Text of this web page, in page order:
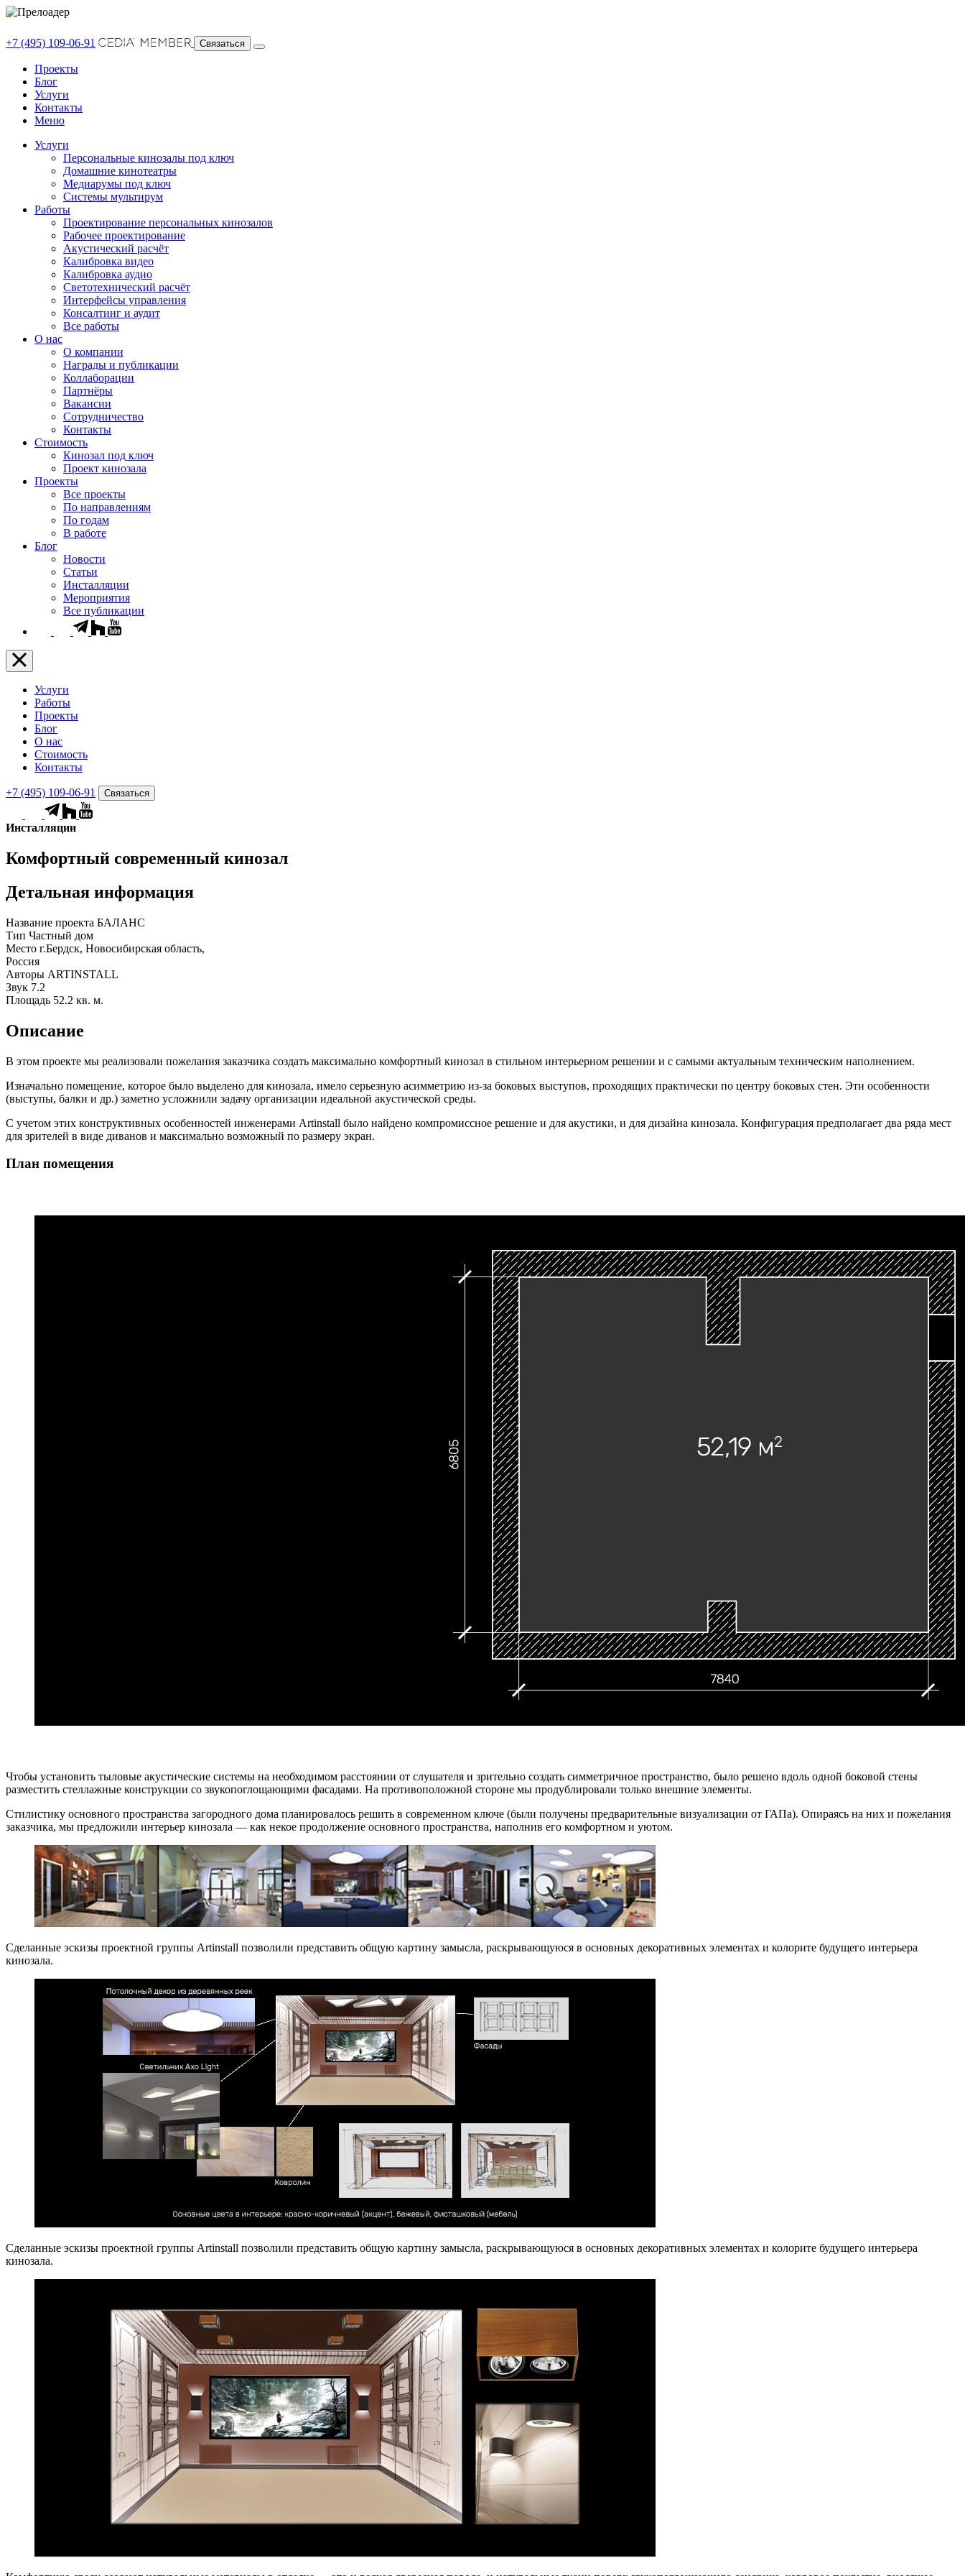
+7 (495) 109-06-91 Связаться
Проекты
Блог
Услуги
Контакты
Меню
Услуги
Персональные кинозалы под ключ
Домашние кинотеатры
Медиарумы под ключ
Системы мультирум
Работы
Проектирование персональных кинозалов
Рабочее проектирование
Акустический расчёт
Калибровка видео
Калибровка аудио
Светотехнический расчёт
Интерфейсы управления
Консалтинг и аудит
Все работы
О нас
О компании
Награды и публикации
Коллаборации
Партнёры
Вакансии
Сотрудничество
Контакты
Стоимость
Кинозал под ключ
Проект кинозала
Проекты
Все проекты
По направлениям
По годам
В работе
Блог
Новости
Статьи
Инсталляции
Мероприятия
Все публикации
Услуги
Работы
Проекты
Блог
О нас
Стоимость
Контакты
+7 (495) 109-06-91 Связаться
Инсталляции
Комфортный современный кинозал
Детальная информация
Название проекта БАЛАНС
Тип Частный дом
Место г.Бердск, Новосибирская область,
Россия
Авторы ARTINSTALL
Звук 7.2
Площадь 52.2 кв. м.
Описание
В этом проекте мы реализовали пожелания заказчика создать максимально комфортный кинозал в стильном интерьерном решении и с самыми актуальным техническим наполнением.
Изначально помещение, которое было выделено для кинозала, имело серьезную асимметрию из-за боковых выступов, проходящих практически по центру боковых стен. Эти особенности
(выступы, балки и др.) заметно усложнили задачу организации идеальной акустической среды.
С учетом этих конструктивных особенностей инженерами Artinstall было найдено компромиссное решение и для акустики, и для дизайна кинозала. Конфигурация предполагает два ряда мест
для зрителей в виде диванов и максимально возможный по размеру экран.
План помещения
Чтобы установить тыловые акустические системы на необходимом расстоянии от слушателя и зрительно создать симметричное пространство, было решено вдоль одной боковой стены
разместить стеллажные конструкции со звукопоглощающими фасадами. На противоположной стороне мы продублировали только внешние элементы.
Стилистику основного пространства загородного дома планировалось решить в современном ключе (были получены предварительные визуализации от ГАПа). Опираясь на них и пожелания
заказчика, мы предложили интерьер кинозала — как некое продолжение основного пространства, наполнив его комфортном и уютом.
Сделанные эскизы проектной группы Artinstall позволили представить общую картину замысла, раскрывающуюся в основных декоративных элементах и колорите будущего интерьера
кинозала.
Сделанные эскизы проектной группы Artinstall позволили представить общую картину замысла, раскрывающуюся в основных декоративных элементах и колорите будущего интерьера
кинозала.